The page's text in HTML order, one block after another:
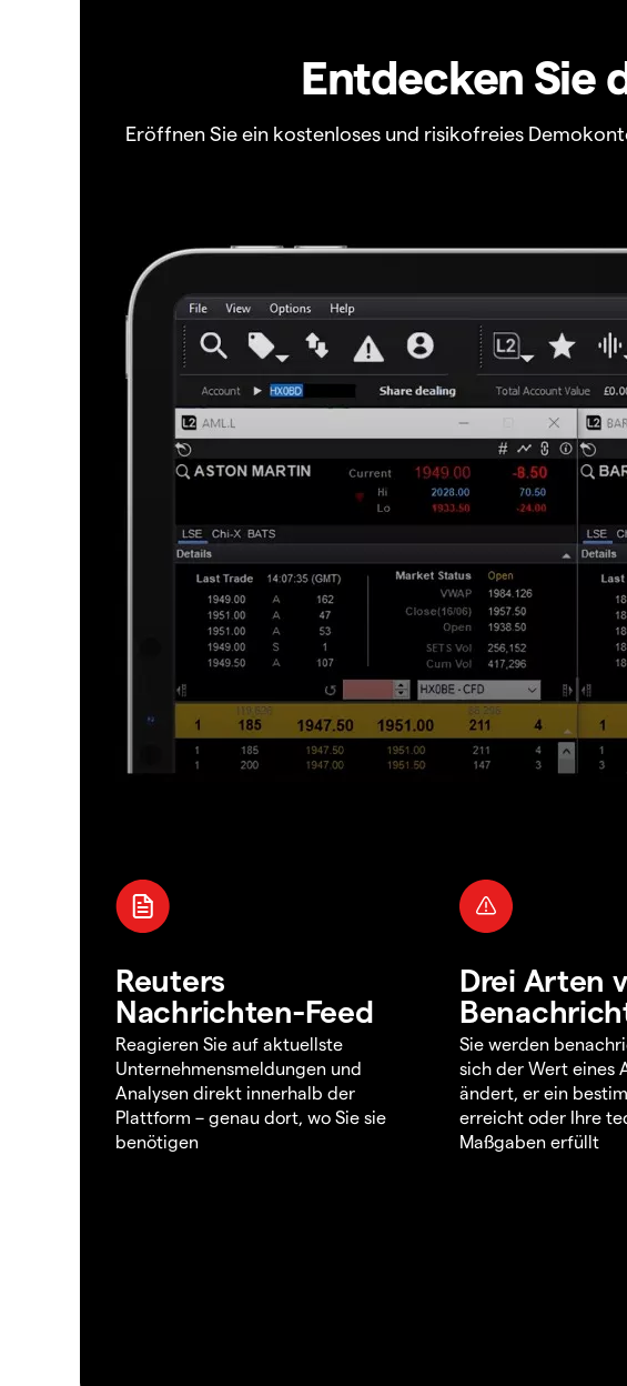
Entdecken Sie
Eröffnen Sie ein kostenloses und risikofreies
Reuters
Nachrichten-Feed
Reagieren Sie auf aktuellste
Unternehmensmeldungen und
Analysen direkt innerhalb der
Plattform – genau dort, wo Sie sie
benötigen
Drei Arten
Sie werden
sich der Wert eines
ändert, er ein
erreicht oder Ihre
Maßgaben erfüllt